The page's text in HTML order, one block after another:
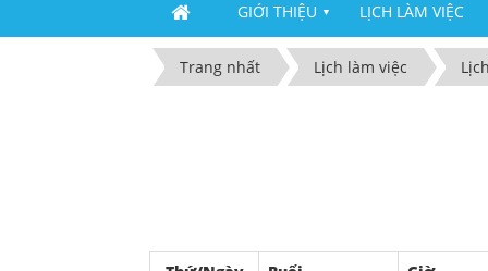
GIỚI THIỆU ▼ LỊCH LÀM VIỆC
Trang nhất Lịch làm việc